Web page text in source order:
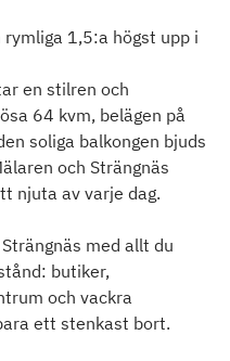
1,5:a högst upp i
en stilren och
64 kvm, belägen på
soliga balkongen bjuds
och Strängnäs
njuta av varje dag.
med allt du
butiker,
och vackra
ett stenkast bort.